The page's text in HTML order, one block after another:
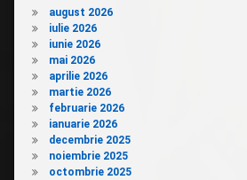
august 2026
iulie 2026
iunie 2026
mai 2026
aprilie 2026
martie 2026
februarie 2026
ianuarie 2026
decembrie 2025
noiembrie 2025
octombrie 2025